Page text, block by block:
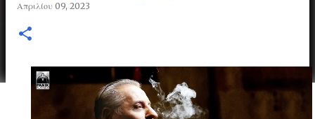
Απριλίου 09, 2023